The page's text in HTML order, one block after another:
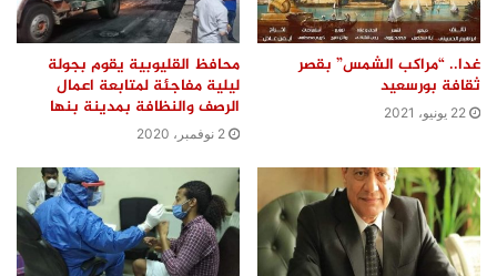
غدا.. “مراكب الشمس” بقصر
ثقافة بورسعيد
22 يونيو، 2021
محافظ القليوبية يقوم بجولة
ليلية مفاجئة لمتابعة اعمال
الرصف والنظافة بمدينة بنها
2 نوفمبر، 2020